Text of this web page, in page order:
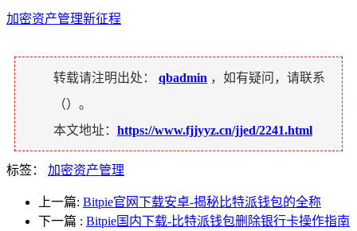
加密资产管理新征程
转载请注明出处： qbadmin ，如有疑问，请联系
（）。
本文地址： https://www.fjjyyz.cn/jjed/2241.html
标签： 加密资产管理
上一篇: Bitpie官网下载安卓-揭秘比特派钱包的全称
下一篇 : Bitpie国内下载-比特派钱包删除银行卡操作指南